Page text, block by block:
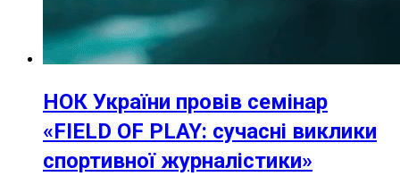
НОК України провів семінар
«FIELD OF PLAY: сучасні виклики
спортивної журналістики»